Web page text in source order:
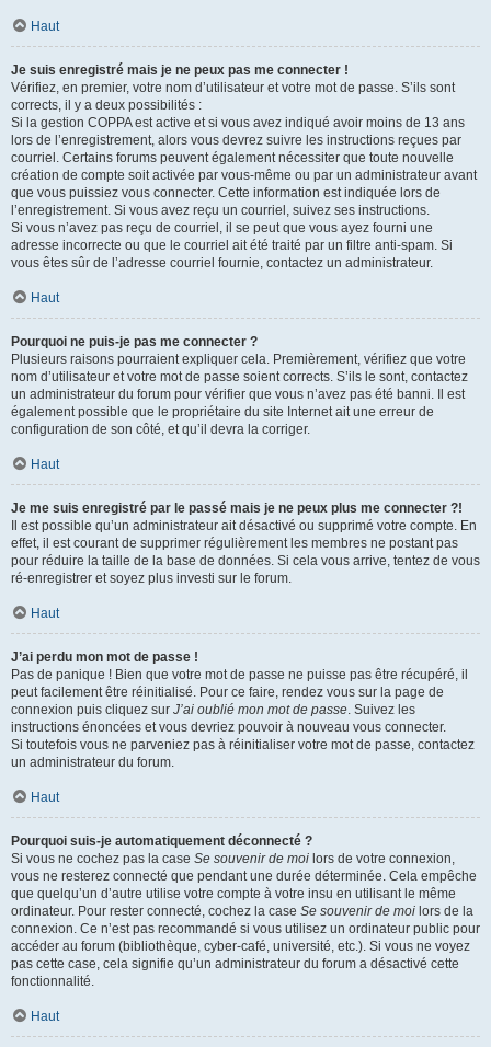
Haut
Je suis enregistré mais je ne peux pas me connecter !
Vérifiez, en premier, votre nom d’utilisateur et votre mot de passe. S’ils sont
corrects, il y a deux possibilités :
Si la gestion COPPA est active et si vous avez indiqué avoir moins de 13 ans
lors de l’enregistrement, alors vous devrez suivre les instructions reçues par
courriel. Certains forums peuvent également nécessiter que toute nouvelle
création de compte soit activée par vous-même ou par un administrateur avant
que vous puissiez vous connecter. Cette information est indiquée lors de
l’enregistrement. Si vous avez reçu un courriel, suivez ses instructions.
Si vous n’avez pas reçu de courriel, il se peut que vous ayez fourni une
adresse incorrecte ou que le courriel ait été traité par un filtre anti-spam. Si
vous êtes sûr de l’adresse courriel fournie, contactez un administrateur.
Haut
Pourquoi ne puis-je pas me connecter ?
Plusieurs raisons pourraient expliquer cela. Premièrement, vérifiez que votre
nom d’utilisateur et votre mot de passe soient corrects. S’ils le sont, contactez
un administrateur du forum pour vérifier que vous n’avez pas été banni. Il est
également possible que le propriétaire du site Internet ait une erreur de
configuration de son côté, et qu’il devra la corriger.
Haut
Je me suis enregistré par le passé mais je ne peux plus me connecter ?!
Il est possible qu’un administrateur ait désactivé ou supprimé votre compte. En
effet, il est courant de supprimer régulièrement les membres ne postant pas
pour réduire la taille de la base de données. Si cela vous arrive, tentez de vous
ré-enregistrer et soyez plus investi sur le forum.
Haut
J’ai perdu mon mot de passe !
Pas de panique ! Bien que votre mot de passe ne puisse pas être récupéré, il
peut facilement être réinitialisé. Pour ce faire, rendez vous sur la page de
connexion puis cliquez sur J’ai oublié mon mot de passe. Suivez les
instructions énoncées et vous devriez pouvoir à nouveau vous connecter.
Si toutefois vous ne parveniez pas à réinitialiser votre mot de passe, contactez
un administrateur du forum.
Haut
Pourquoi suis-je automatiquement déconnecté ?
Si vous ne cochez pas la case Se souvenir de moi lors de votre connexion,
vous ne resterez connecté que pendant une durée déterminée. Cela empêche
que quelqu’un d’autre utilise votre compte à votre insu en utilisant le même
ordinateur. Pour rester connecté, cochez la case Se souvenir de moi lors de la
connexion. Ce n’est pas recommandé si vous utilisez un ordinateur public pour
accéder au forum (bibliothèque, cyber-café, université, etc.). Si vous ne voyez
pas cette case, cela signifie qu’un administrateur du forum a désactivé cette
fonctionnalité.
Haut